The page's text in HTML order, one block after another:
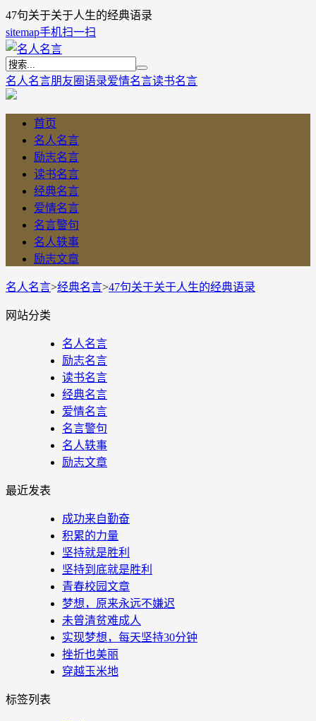
47句关于关于人生的经典语录
sitemap手机扫一扫
名人名言朋友圈语录爱情名言读书名言
首页
名人名言
励志名言
读书名言
经典名言
爱情名言
名言警句
名人轶事
励志文章
名人名言>经典名言>47句关于关于人生的经典语录
网站分类
名人名言
励志名言
读书名言
经典名言
爱情名言
名言警句
名人轶事
励志文章
最近发表
成功来自勤奋
积累的力量
坚持就是胜利
坚持到底就是胜利
青春校园文章
梦想，原来永远不嫌迟
未曾清贫难成人
实现梦想，每天坚持30分钟
挫折也美丽
穿越玉米地
标签列表